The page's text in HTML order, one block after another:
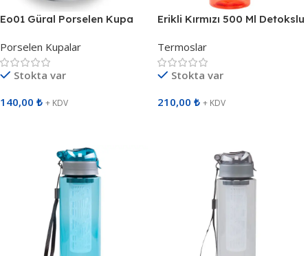
Eo01 Güral Porselen Kupa
Porselen Kupalar
Stokta var
140,00 ₺ + KDV
Erikli Kırmızı 500 Ml Detokslu
Termoslar
Stokta var
210,00 ₺ + KDV